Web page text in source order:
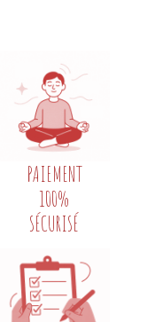
PAIEMENT
100%
SÉCURISÉ